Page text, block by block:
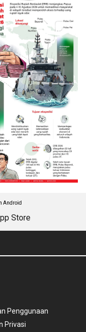
Android
Penggunaan
Privasi